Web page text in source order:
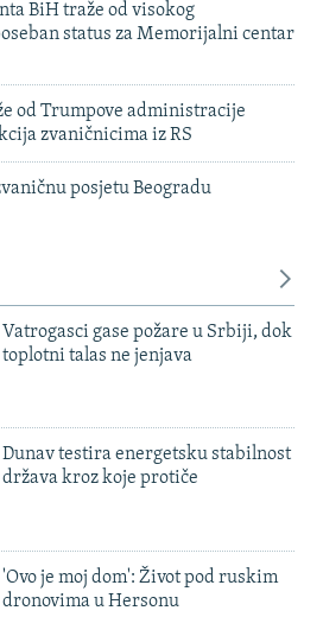
BiH traže od visokog
status za Memorijalni centar
od Trumpove administracije
zvaničnicima iz RS
posjetu Beogradu
Vatrogasci gase požare u Srbiji, dok
toplotni talas ne jenjava
Dunav testira energetsku stabilnost
država kroz koje protiče
'Ovo je moj dom': Život pod ruskim
dronovima u Hersonu